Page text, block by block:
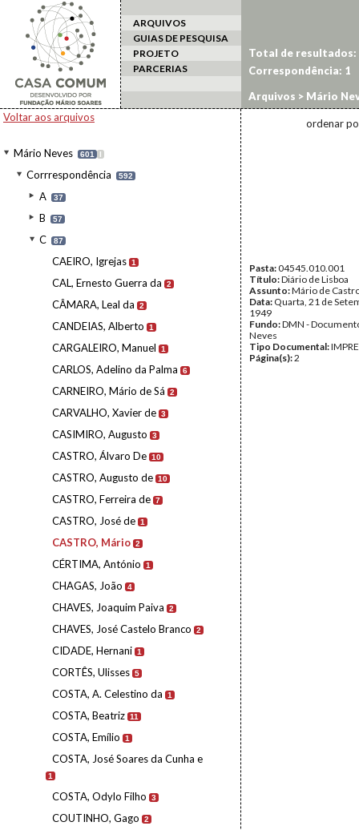
ARQUIVOS
GUIAS DE PESQUISA
PROJETO
PARCERIAS
Voltar aos arquivos
Mário Neves 601 I
Corrrespondência 592
A 37
B 57
C 87
CAEIRO, Igrejas 1
CAL, Ernesto Guerra da 2
CÂMARA, Leal da 2
CANDEIAS, Alberto 1
CARGALEIRO, Manuel 1
CARLOS, Adelino da Palma 6
CARNEIRO, Mário de Sá 2
CARVALHO, Xavier de 3
CASIMIRO, Augusto 3
CASTRO, Álvaro De 10
CASTRO, Augusto de 10
CASTRO, Ferreira de 7
CASTRO, José de 1
CASTRO, Mário 2
CÉRTIMA, António 1
CHAGAS, João 4
CHAVES, Joaquim Paiva 2
CHAVES, José Castelo Branco 2
CIDADE, Hernani 1
CORTÊS, Ulisses 5
COSTA, A. Celestino da 1
COSTA, Beatriz 11
COSTA, Emílio 1
COSTA, José Soares da Cunha e
1
COSTA, Odylo Filho 3
COUTINHO, Gago 2
Total de resultados:
Correspondência: 1
Arquivos > Mário
ordenar
Pasta:04545.010.001
Título:Diário de Lisboa
Assunto:Mário de
Data: Quarta, 21 de
1949
Fundo:DMN -
Neves
Tipo Documental:
Página(s):2